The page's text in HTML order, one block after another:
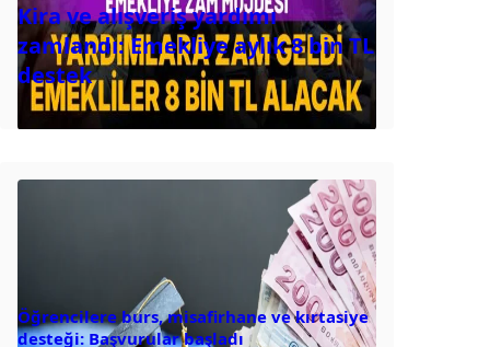
Kira ve alışveriş yardımı
zamlandı: Emekliye aylık 8 bin TL
destek
Öğrencilere burs, misafirhane ve kırtasiye
desteği: Başvurular başladı